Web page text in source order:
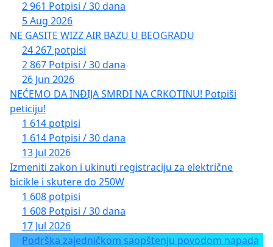
2 961 Potpisi / 30 dana
5 Aug 2026
NE GASITE WIZZ AIR BAZU U BEOGRADU
24 267 potpisi
2 867 Potpisi / 30 dana
26 Jun 2026
NEĆEMO DA INĐIJA SMRDI NA CRKOTINU! Potpiši
peticiju!
1 614 potpisi
1 614 Potpisi / 30 dana
13 Jul 2026
Izmeniti zakon i ukinuti registraciju za električne
bicikle i skutere do 250W
1 608 potpisi
1 608 Potpisi / 30 dana
17 Jul 2026
Podrška zajedničkom saopštenju povodom napada